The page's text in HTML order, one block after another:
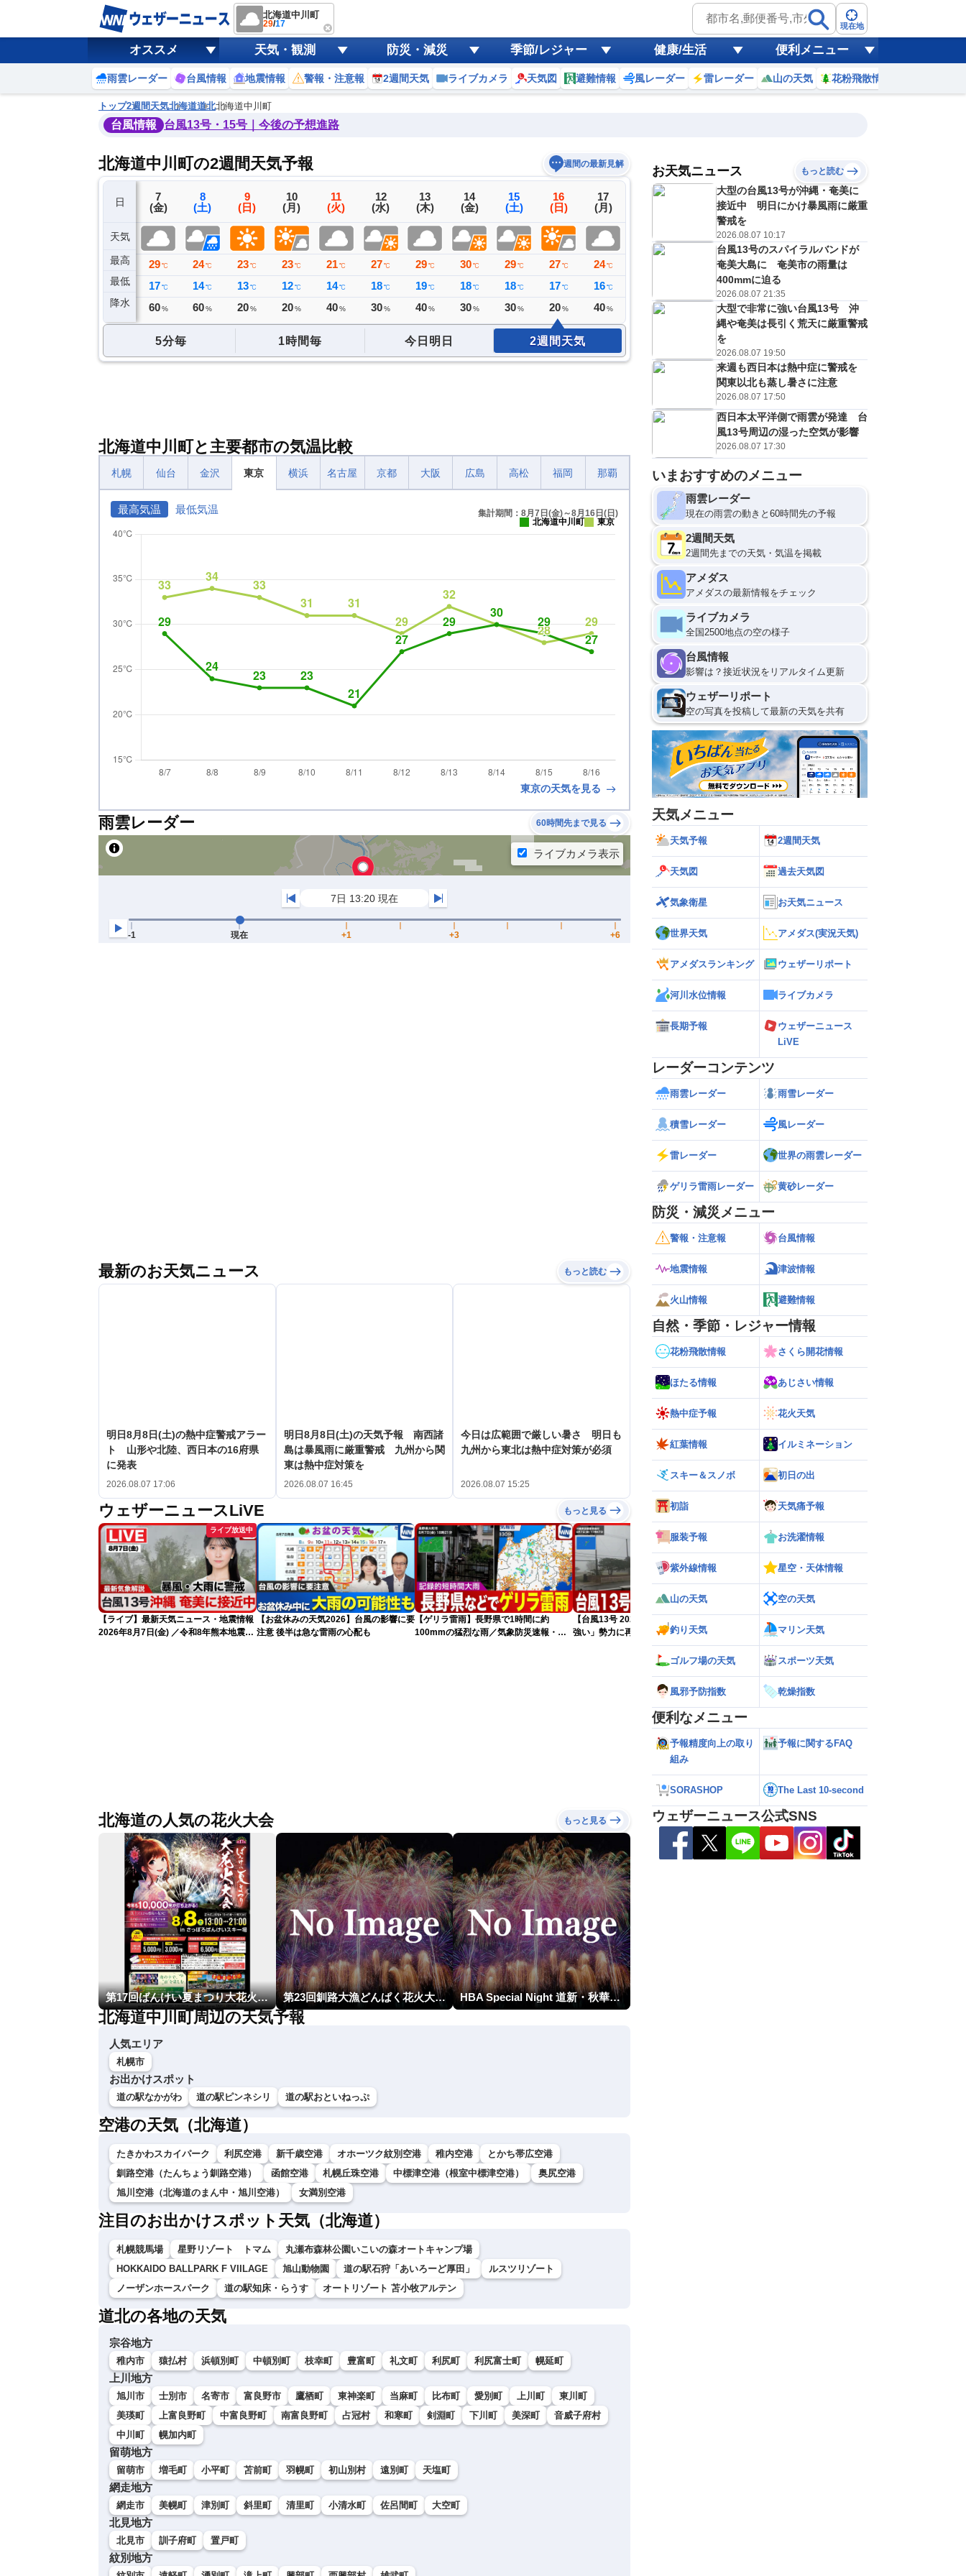
北海道中川町
29/17 現在地
オススメ 天気・観測 防災・減災 季節/レジャー 健康/生活 便利メニュー
雨雲レーダー 台風情報 地震情報 警報・注意報 2週間天気 ライブカメラ 天気図 避難情報 風レーダー 雷レーダー 山の天気 花粉飛散情報
トップ2週間天気北海道道北北海道中川町
台風情報 台風13号・15号｜今後の予想進路
北海道中川町の2週間天気予報 週間の最新見解
日
天気
最高
最低
降水
6
(木)
30℃
16℃
ミリ
7
(金)
29 ℃
17 ℃
60 %
8
(土)
24℃
14℃
60 %
9
(日)
23 ℃
13 ℃
20 %
10
(月)
23 ℃
12 ℃
20 %
11
(火)
21℃
14℃
40%
12
(水)
27℃
18℃
30%
13
(木)
29℃
19℃
40%
14
(金)
30℃
18℃
30%
15
(土)
29 ℃
18 ℃
30 %
16
(日)
27 ℃
17 ℃
20 %
17
(月)
24 ℃
16 ℃
40 %
18
%
20
(木)
E
27℃
17
30%
21
(金)
E
27℃
18
30%
予報の
信頼度
B
C
D
5分毎 1時間毎 今日明日 2週間天気
北海道中川町と主要都市の気温比較
札幌 仙台 金沢 東京 横浜 名古屋 京都 大阪 広島 高松 福岡 那覇
最高気温 最低気温
集計期間：8月7日(金)～8月16日(日)
北海道中川町
東京
東京の天気を見る
雨雲レーダー 60時間先まで見る
最新のお天気ニュース もっと読む
明日8月8日(土)の熱中症警戒アラー
ト 山形や北陸、西日本の16府県
に発表
2026.08.07 17:06
明日8月8日(土)の天気予報 南西諸
島は暴風雨に厳重警戒 九州から関
東は熱中症対策を
2026.08.07 16:45
今日は広範囲で厳しい暑さ 明日も
九州から東北は熱中症対策が必須
2026.08.07 15:25
ウェザーニュースLiVE もっと見る
ライブ放送中
【ライブ】最新天気ニュース・地震情報
2026年8月7日(金) ／令和8年熊本地震情
【お盆休みの天気2026】台風の影響に要
注意 後半は急な雷雨の心配も
【ゲリラ雷雨】長野県で1時間に約
100mmの猛烈な雨／気象防災速報・記
【台風13号 2026】沖縄付近で「非常に
強い」勢力に再発達 荒天に厳重警戒を
（7日18時最新情報）
本に接近する可能性／ウェザーニュース
気象予報士解説（7日16時更新）
北海道の人気の花火大会 もっと見る
第17回ばんけい夏まつり大花火大会 第23回釧路大漁どんぱく花火大会 ～道新・光と音のファンタジー～ HBA Special Night 道新・秋華火（はなび）
北海道中川町周辺の天気予報
人気エリア
札幌市
お出かけスポット
道の駅なかがわ 道の駅ピンネシリ 道の駅おといねっぷ
空港の天気（北海道）
たきかわスカイパーク 利尻空港 新千歳空港 オホーツク紋別空港 稚内空港
とかち帯広空港
釧路空港（たんちょう釧路空港）
函館空港 札幌丘珠空港 中標津空港（根室中標津空港）
奥尻空港
旭川空港（北海道のまん中・旭川空港）
女満別空港
注目のお出かけスポット天気（北海道）
札幌競馬場 星野リゾート トマム
丸瀬布森林公園いこいの森オートキャンプ場
HOKKAIDO BALLPARK F VIILAGE
旭山動物園 道の駅石狩「あいろーど厚田」
ルスツリゾート
ノーザンホースパーク
道の駅知床・らうす オートリゾート 苫小牧アルテン
道北の各地の天気
宗谷地方
稚内市 猿払村 浜頓別町 中頓別町 枝幸町 豊富町 礼文町 利尻町 利尻富士町 幌延町
上川地方
旭川市 士別市 名寄市 富良野市 鷹栖町 東神楽町 当麻町 比布町 愛別町 上川町
東川町
美瑛町
上富良野町 中富良野町 南富良野町 占冠村 和寒町 剣淵町 下川町 美深町
音威子府村
中川町
幌加内町
留萌地方
留萌市 増毛町 小平町 苫前町 羽幌町 初山別村 遠別町 天塩町
網走地方
網走市 美幌町 津別町 斜里町 清里町 小清水町 佐呂間町 大空町
北見地方
北見市 訓子府町 置戸町
紋別地方
お天気ニュース もっと読む
大型の台風13号が沖縄・奄美に
接近中 明日にかけ暴風雨に厳重
警戒を
2026.08.07 10:17
台風13号のスパイラルバンドが
奄美大島に 奄美市の雨量は
400mmに迫る
2026.08.07 21:35
大型で非常に強い台風13号 沖
縄や奄美は長引く荒天に厳重警戒
を
2026.08.07 19:50
来週も西日本は熱中症に警戒を
関東以北も蒸し暑さに注意
2026.08.07 17:50
西日本太平洋側で雨雲が発達 台
風13号周辺の湿った空気が影響
2026.08.07 17:30
いまおすすめのメニュー
雨雲レーダー
現在の雨雲の動きと60時間先の予報
2週間天気
2週間先までの天気・気温を掲載
アメダス
アメダスの最新情報をチェック
ライブカメラ
全国2500地点の空の様子
台風情報
影響は？接近状況をリアルタイム更新
ウェザーリポート
空の写真を投稿して最新の天気を共有
天気メニュー
天気予報 2週間天気
天気図 過去天気図
気象衛星 お天気ニュース
世界天気 アメダス(実況天気)
アメダスランキング ウェザーリポート
河川水位情報 ライブカメラ
長期予報
ウェザーニュース
LiVE
レーダーコンテンツ
雨雲レーダー 雨雪レーダー
積雪レーダー 風レーダー
雷レーダー 世界の雨雲レーダー
ゲリラ雷雨レーダー 黄砂レーダー
防災・減災メニュー
警報・注意報 台風情報
地震情報 津波情報
火山情報 避難情報
自然・季節・レジャー情報
花粉飛散情報 さくら開花情報
ほたる情報 あじさい情報
熱中症予報 花火天気
紅葉情報 イルミネーション
スキー＆スノボ 初日の出
初詣 天気痛予報
服装予報 お洗濯情報
紫外線情報 星空・天体情報
山の天気 空の天気
釣り天気 マリン天気
ゴルフ場の天気 スポーツ天気
風邪予防指数 乾燥指数
便利なメニュー
予報精度向上の取り
組み
予報に関するFAQ
SORASHOP The Last 10-second
ウェザーニュース公式SNS